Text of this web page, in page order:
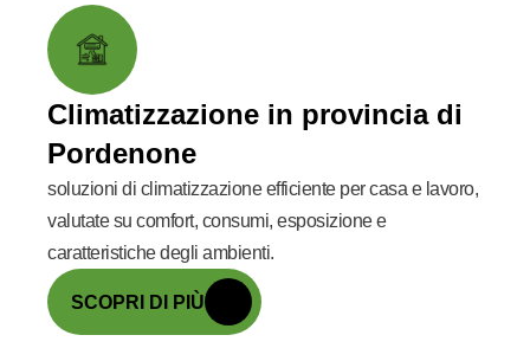
Climatizzazione in provincia di
Pordenone
soluzioni di climatizzazione efficiente per casa e lavoro,
valutate su comfort, consumi, esposizione e
caratteristiche degli ambienti.
SCOPRI DI PIÙ